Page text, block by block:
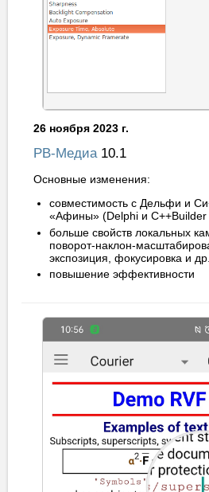
26 ноября 2023 г.
РВ-Медиа10.1
Основные изменения:
совместимость с Дельфи и
«Афины» (Delphi и C++Builder
больше свойств локальных
поворот-наклон-
экспозиция, фокусировка и др.
повышение эффективности